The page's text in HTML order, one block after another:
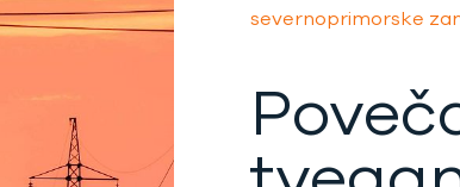
severnoprimorske